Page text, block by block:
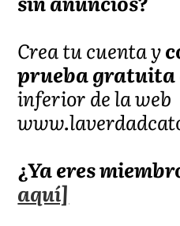
Crea tu cuenta y
prueba gratuita
inferior de la web
¿Ya eres
aquí]